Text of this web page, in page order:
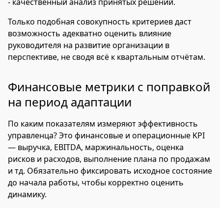
Только подобная совокупность критериев даст
возможность адекватно оценить влияние
руководителя на развитие организации в
перспективе, не сводя всё к квартальным отчётам.
Финансовые метрики с поправкой
на период адаптации
По каким показателям измеряют эффективность
управленца? Это финансовые и операционные KPI
— выручка, EBITDA, маржинальность, оценка
рисков и расходов, выполнение плана по продажам
и тд. Обязательно фиксировать исходное состояние
до начала работы, чтобы корректно оценить
динамику.